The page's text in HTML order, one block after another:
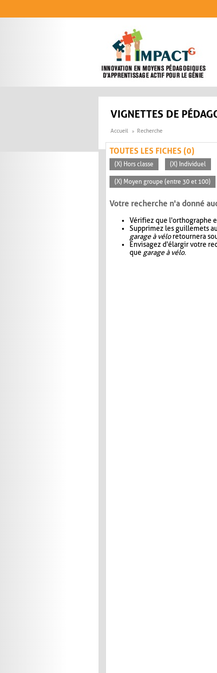
VIGNETTES DE
Accueil Recherche
TOUTES LES FICHES (0)
(X) Hors classe (X) Individuel
(X) Moyen groupe (entre 30 et 100)
Votre recherche n'a donné
Vérifiez que l'orthographe
Supprimez les guillemets
garage à véloretournera
Envisagez d'élargir votre
que garage à vélo.